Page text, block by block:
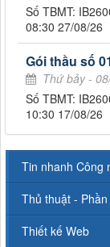
Số TBMT:
08:30 27/08/26
Gói thầu số
Thứ bảy -
Số TBMT:
10:30 17/08/26
Tin nhanh Công
Thủ thuật -
Thiết kế Web